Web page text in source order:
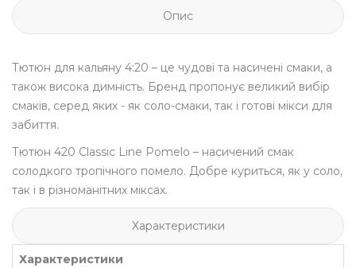
Опис
Тютюн для кальяну 4:20 – це чудові та насичені смаки, а
також висока димність. Бренд пропонує великий вибір
смаків, серед яких - як соло-смаки, так і готові мікси для
забиття.
Тютюн 420 Classic Line Pomelo – насичений смак
солодкого тропічного помело. Добре куриться, як у соло,
так і в різноманітних міксах.
Характеристики
Характеристики